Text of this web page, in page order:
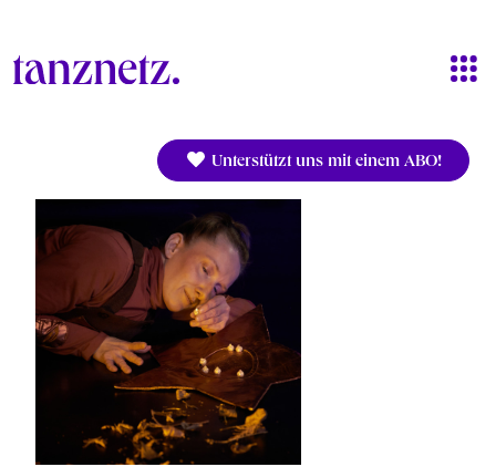
Unterstützt uns mit einem ABO!